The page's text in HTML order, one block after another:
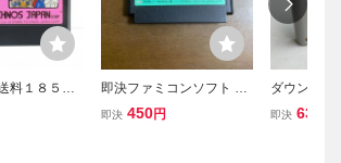
料１８５円
ン熱血物語
即決ファミコンソフト ダ
ウンタウン熱血行進曲 そ
即決 450円
ダウンタウ
ぼーる物語
即決 630